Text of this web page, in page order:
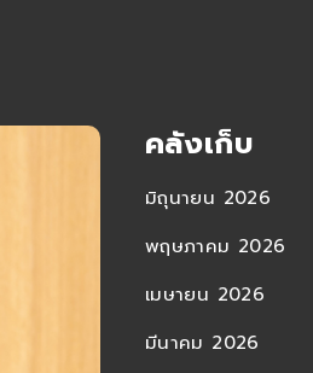
คลังเก็บ
มิถุนายน 2026
พฤษภาคม 2026
เมษายน 2026
มีนาคม 2026